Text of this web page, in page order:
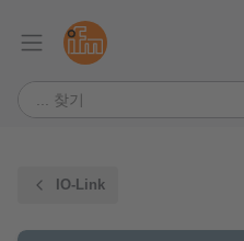
IO-Link